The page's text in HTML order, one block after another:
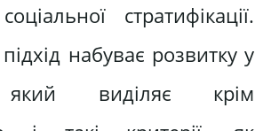
стратифікації.
набуває розвитку у
виділяє крім